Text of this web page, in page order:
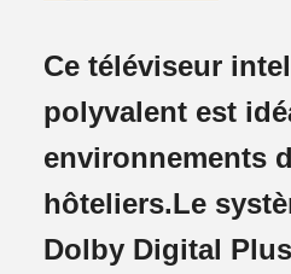
Ce téléviseur
polyvalent est
environnements
hôteliers.Le
Dolby Digital